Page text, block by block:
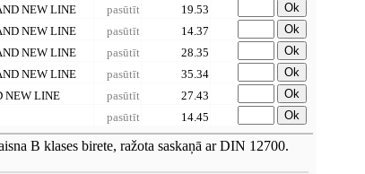
NEW LINE pasūtīt 19.53
Ok
NEW LINE pasūtīt 14.37
Ok
NEW LINE pasūtīt 28.35
Ok
NEW LINE pasūtīt 35.34
Ok
NEW LINE pasūtīt 27.43
Ok
pasūtīt 14.45 Ok
B klases birete, ražota saskaņā ar DIN 12700.